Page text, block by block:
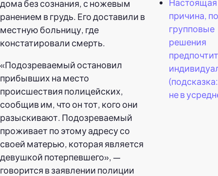
дома без сознания, с ножевым
ранением в грудь. Его доставили в
местную больницу, где
констатировали смерть.
«Подозреваемый остановил
прибывших на место
происшествия полицейских,
сообщив им, что он тот, кого они
разыскивают. Подозреваемый
проживает по этому адресу со
своей матерью, которая является
девушкой потерпевшего», —
говорится в заявлении полиции
причина,
групповые
решения
не в